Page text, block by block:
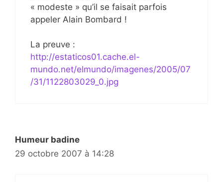
« modeste » qu’il se faisait parfois
appeler Alain Bombard !
La preuve :
http://estaticos01.cache.el-
mundo.net/elmundo/imagenes/2005/07
/31/1122803029_0.jpg
Humeur badine
29 octobre 2007 à 14:28